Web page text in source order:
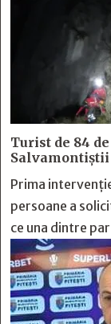
Turist de 84
Prima
persoane a
ce una dintre